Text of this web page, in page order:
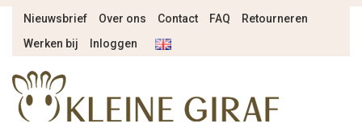
Nieuwsbrief Over ons Contact FAQ
Retourneren
Werken bij
Inloggen